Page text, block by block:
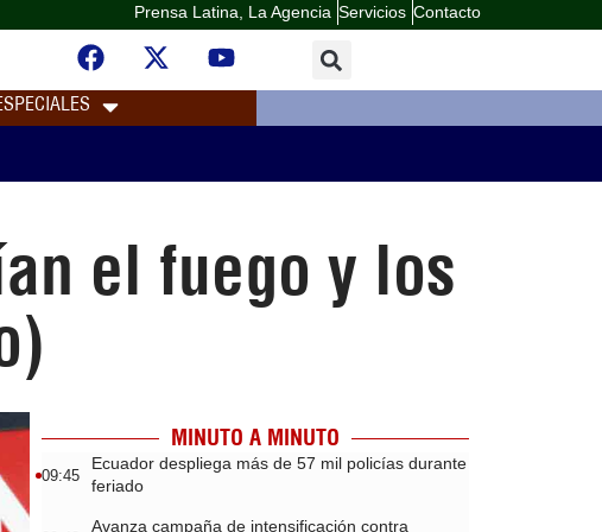
Prensa Latina, La Agencia Servicios Contacto
el fuego y los
MINUTO A MINUTO
09:45
Ecuador despliega más de 57 mil policías durante
feriado
Avanza campaña de intensificación contra